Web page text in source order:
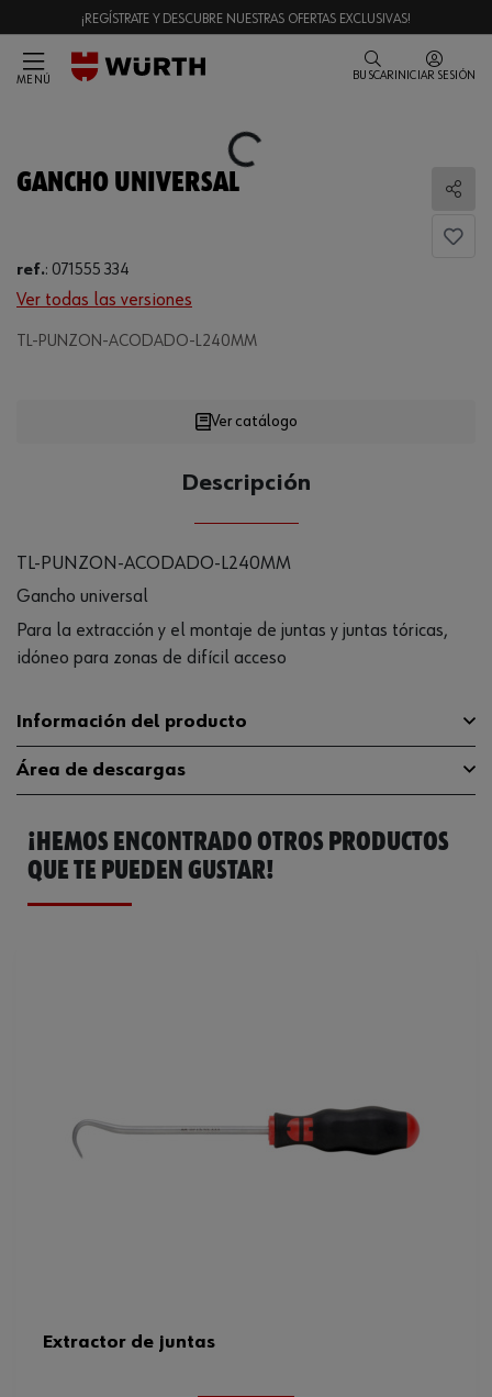
¡REGÍSTRATE Y DESCUBRE NUESTRAS OFERTAS EXCLUSIVAS!
MENÚ BUSCAR INICIAR SESIÓN
Loading...
GANCHO UNIVERSAL
ref.: 071555 334
Ver todas las versiones
TL-PUNZON-ACODADO-L240MM
Loading...
Ver catálogo
Descripción
TL-PUNZON-ACODADO-L240MM
Gancho universal
Para la extracción y el montaje de juntas y juntas tóricas,
idóneo para zonas de difícil acceso
Información del producto
Superficie
Acabado satinado de alto
Longitud
Área de descargas
Catálogo General 071555334
¡HEMOS ENCONTRADO OTROS PRODUCTOS
QUE TE PUEDEN GUSTAR!
Extractor de juntas